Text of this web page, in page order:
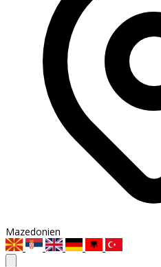
Mazedonien